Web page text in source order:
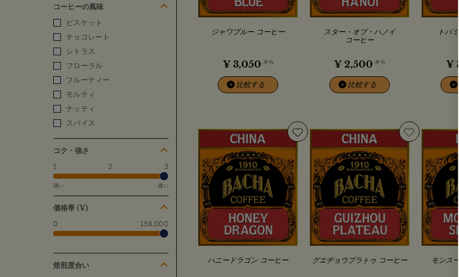
コーヒーの風味
ビスケット
チョコレート
シトラス
フローラル
フルーティー
モルティ
ナッティ
スパイス
コク・強さ
1 2 3
薄い 濃い
価格帯 (¥)
0 138,000
焙煎度合い
ジャワブルー コーヒー
から
¥ 3,050
+ 比較する
スター・オブ・ハノイ
コーヒー
から
¥2,500
+ 比較する
トバ
¥
+
ハニードラゴン コーヒー グエヂョウプラトゥ コーヒー
モンス